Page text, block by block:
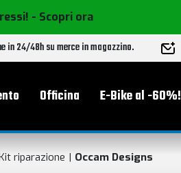
- Scopri ora
in 24/48h su merce in magazzino.
Officina E-Bike al -60%!
riparazione Occam Designs